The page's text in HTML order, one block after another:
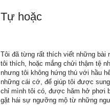
Tự hoặc
Tôi đã từng rất thích viết những bài
tôi thích, hoặc mắng chửi thậm tệ
nhưng tôi không hứng thú với hầu
những cái cớ, để giúp tôi được
chỉ mình tôi có, được hăm hở phơi
gặt hái sự ngưỡng mộ từ những